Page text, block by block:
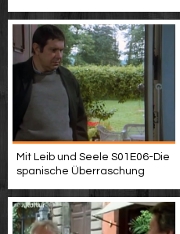
Mit Leib und Seele S01E06-Die
spanische Überraschung